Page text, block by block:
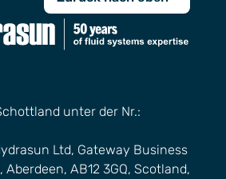
unter der Nr.:
Ltd, Gateway Business
Aberdeen, AB12 3GQ, Scotland,